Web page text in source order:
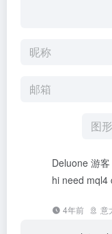
Deluone 游客
hi need mql4
4年前 意